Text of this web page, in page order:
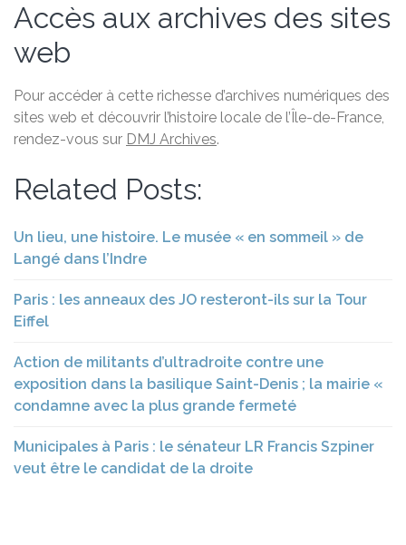
Accès aux archives des sites
web
Pour accéder à cette richesse d’archives numériques des
sites web et découvrir l’histoire locale de l’Île-de-France,
rendez-vous sur DMJ Archives.
Related Posts:
Un lieu, une histoire. Le musée « en sommeil » de
Langé dans l’Indre
Paris : les anneaux des JO resteront-ils sur la Tour
Eiffel
Action de militants d’ultradroite contre une
exposition dans la basilique Saint-Denis ; la mairie «
condamne avec la plus grande fermeté
Municipales à Paris : le sénateur LR Francis Szpiner
veut être le candidat de la droite